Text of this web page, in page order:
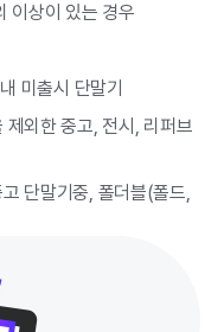
이상이 있는 경우
미출시 단말기
외한 중고, 전시, 리퍼브
단말기중, 폴더블(폴드,